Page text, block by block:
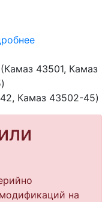
43501, Камаз
Камаз 43502-45)
на